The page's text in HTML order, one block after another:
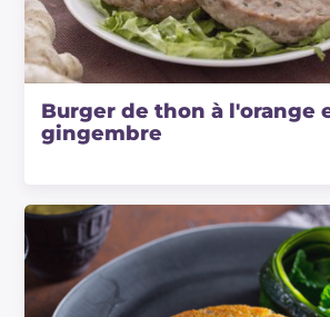
Burger de thon à l'orange
gingembre